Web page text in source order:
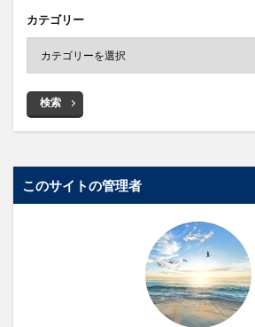
カテゴリー
検索
このサイトの管理者